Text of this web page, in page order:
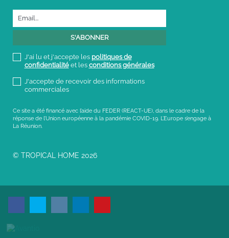
J'ai lu et j'accepte les politiques de
confidentialitéet les conditions générales
J'accepte de recevoir des informations
commerciales
Ce site a été financé avec l’aide du FEDER (REACT-UE), dans le cadre de la
réponse de l’Union européenne à la pandémie COVID-19. L’Europe s’engage à
La Réunion.
© TROPICAL HOME 2026